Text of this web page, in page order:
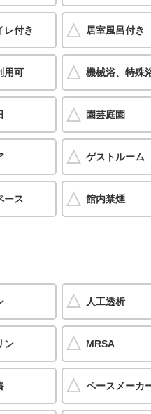
レ付き 居室風呂付き
用可 機械浴、特殊
園芸庭園
ゲストルーム
ース 館内禁煙
人工透析
ン MRSA
ペースメーカ